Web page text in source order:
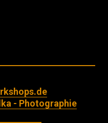
- Photographie